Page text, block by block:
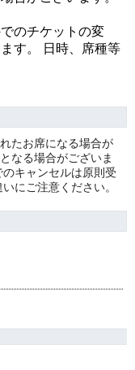
のチケットの変
す。 日時、席種等
たお席になる場合が
なる場合がございま
キャンセルは原則受
にご注意ください。